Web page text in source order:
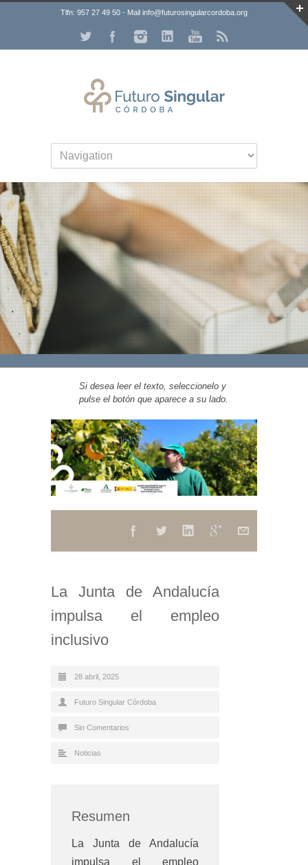
Tlfn: 957 27 49 50 - Mail info@futurosingularcordoba.org
Si desea leer el texto, seleccionelo y
pulse el botón que aparece a su lado.
La Junta de Andalucía
impulsa el empleo
inclusivo
28 abril, 2025
Futuro Singular Córdoba
Sin Comentarios
Noticias
Resumen
La Junta de Andalucía
impulsa el empleo